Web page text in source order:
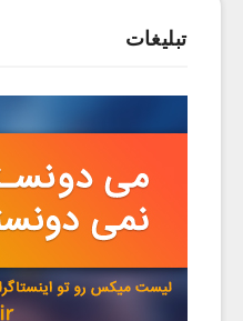
تبلیغات